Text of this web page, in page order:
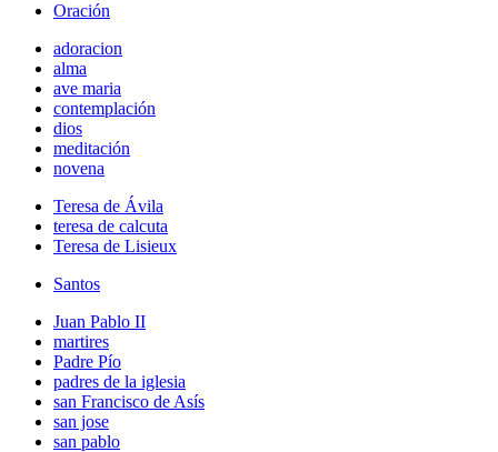
Oración
adoracion
alma
ave maria
contemplación
dios
meditación
novena
Teresa de Ávila
teresa de calcuta
Teresa de Lisieux
Santos
Juan Pablo II
martires
Padre Pío
padres de la iglesia
san Francisco de Asís
san jose
san pablo